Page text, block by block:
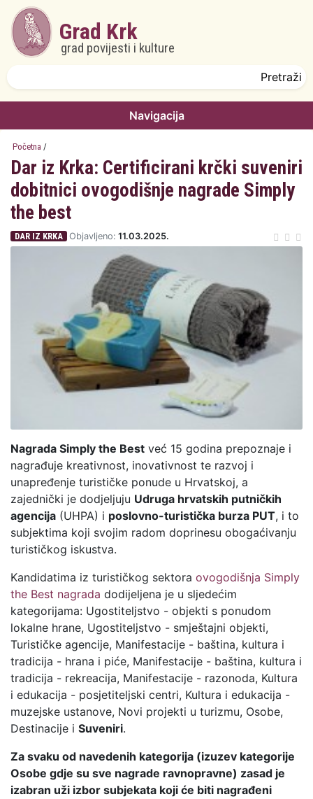
Skoči na glavni sadržaj
Grad Krk
grad povijesti i kulture
Navigacija
Početna /
Dar iz Krka: Certificirani krčki suveniri
dobitnici ovogodišnje nagrade Simply
the best
DAR IZ KRKA Objavljeno: 11.03.2025.
Nagrada Simply the Best već 15 godina prepoznaje i
nagrađuje kreativnost, inovativnost te razvoj i
unapređenje turističke ponude u Hrvatskoj, a
zajednički je dodjeljuju Udruga hrvatskih putničkih
agencija (UHPA) i poslovno-turistička burza PUT, i to
subjektima koji svojim radom doprinesu obogaćivanju
turističkog iskustva.
Kandidatima iz turističkog sektora ovogodišnja Simply
the Best nagrada dodijeljena je u sljedećim
kategorijama: Ugostiteljstvo - objekti s ponudom
lokalne hrane, Ugostiteljstvo - smještajni objekti,
Turističke agencije, Manifestacije - baština, kultura i
tradicija - hrana i piće, Manifestacije - baština, kultura i
tradicija - rekreacija, Manifestacije - razonoda, Kultura
i edukacija - posjetiteljski centri, Kultura i edukacija -
muzejske ustanove, Novi projekti u turizmu, Osobe,
Destinacije i Suveniri.
Za svaku od navedenih kategorija (izuzev kategorije
Osobe gdje su sve nagrade ravnopravne) zasad je
izabran uži izbor subjekata koji će biti nagrađeni